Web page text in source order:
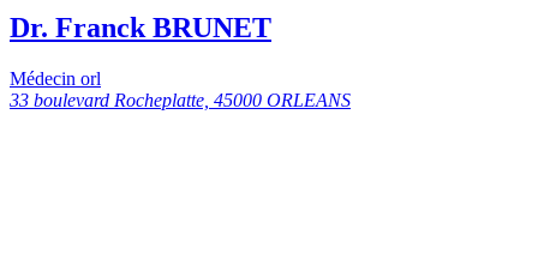
Dr. Franck BRUNET
Médecin orl
33 boulevard Rocheplatte, 45000 ORLEANS